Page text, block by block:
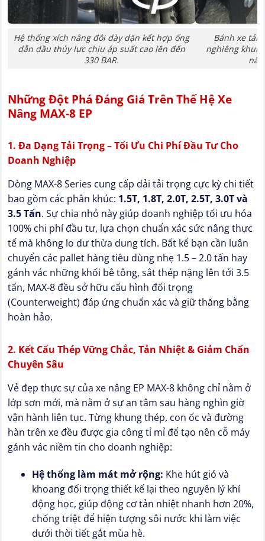
Hệ thống xích nâng đôi dày dặn kết hợp ống
dẫn dầu thủy lực chịu áp suất cao lên đến
330 BAR.
Bánh xe tải
nghiêng
Những Đột Phá Đáng Giá Trên Thế Hệ Xe
Nâng MAX-8 EP
1. Đa Dạng Tải Trọng – Tối Ưu Chi Phí Đầu Tư Cho
Doanh Nghiệp
Dòng MAX-8 Series cung cấp dải tải trọng cực kỳ chi tiết
bao gồm các phân khúc: 1.5T, 1.8T, 2.0T, 2.5T, 3.0T và
3.5 Tấn. Sự chia nhỏ này giúp doanh nghiệp tối ưu hóa
100% chi phí đầu tư, lựa chọn chuẩn xác sức nâng thực
tế mà không lo dư thừa dung tích. Bất kể bạn cần luân
chuyển các pallet hàng tiêu dùng nhẹ 1.5 – 2.0 tấn hay
gánh vác những khối bê tông, sắt thép nặng lên tới 3.5
tấn, MAX-8 đều sở hữu cấu hình đối trọng
(Counterweight) đáp ứng chuẩn xác và giữ thăng bằng
hoàn hảo.
2. Kết Cấu Thép Vững Chắc, Tản Nhiệt & Giảm Chấn
Chuyên Sâu
Vẻ đẹp thực sự của xe nâng EP MAX-8 không chỉ nằm ở
lớp sơn mới, mà nằm ở sự an tâm sau hàng nghìn giờ
vận hành liên tục. Từng khung thép, con ốc và đường
hàn trên xe đều được gia công tỉ mỉ để tạo nên cỗ máy
gánh vác niềm tin cho doanh nghiệp:
Hệ thống làm mát mở rộng: Khe hút gió và
khoang đối trọng thiết kế lại theo nguyên lý khí
động học, giúp động cơ tản nhiệt nhanh hơn 20%,
chống triệt để hiện tượng sôi nước khi làm việc
dưới thời tiết gắt mùa hè.